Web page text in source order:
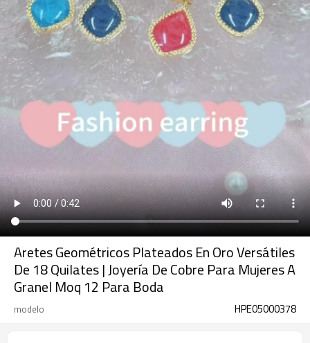
Aretes Geométricos Plateados En Oro Versátiles
De 18 Quilates | Joyería De Cobre Para Mujeres A
Granel Moq 12 Para Boda
modelo HPE05000378